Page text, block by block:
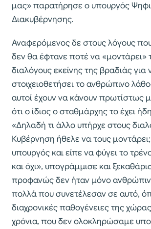
μας» παρατήρησε ο υπουργός
Διακυβέρνησης.
Αναφερόμενος δε στους λόγους
δεν θα έφτανε ποτέ να «μοντάρει»
διαλόγους εκείνης της βραδιάς για
στοιχειοθετήσει το ανθρώπινο
αυτοί έχουν να κάνουν πρωτίστως
ότι ο ίδιος ο σταθμάρχης το έχει
«Δηλαδή τι άλλο υπήρχε στους
Κυβέρνηση ήθελε να τους
υπουργός και είπε να φύγει το
και όχι», υπογράμμισε και
προφανώς δεν ήταν μόνο
πολλά που συνετέλεσαν σε αυτό,
διαχρονικές παθογένειες της
χρόνια, που δεν ολοκληρώσαμε